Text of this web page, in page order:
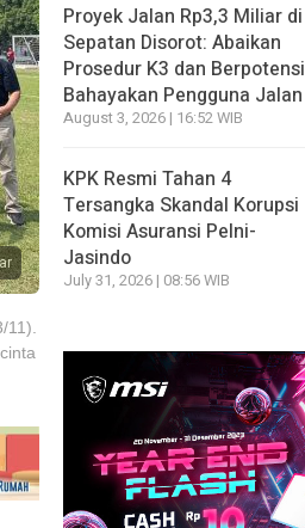
Proyek Jalan Rp3,3 Miliar di
Sepatan Disorot: Abaikan
Prosedur K3 dan Berpotensi
Bahayakan Pengguna Jalan
August 3, 2026 | 16:52 WIB
KPK Resmi Tahan 4
Tersangka Skandal Korupsi
Komisi Asuransi Pelni-
Jasindo
July 31, 2026 | 08:56 WIB